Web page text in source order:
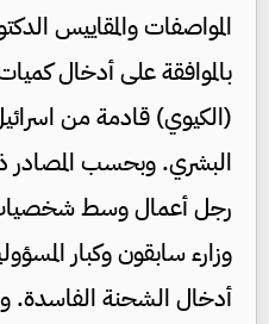
المواصفات والمقاييس
بالموافقة على أدخال
(الكيوي) قادمة من
البشري. وبحسب المصادر
رجل أعمال وسط شخصيات
وزارء سابقون وكبار
أدخال الشحنة الفاسدة.